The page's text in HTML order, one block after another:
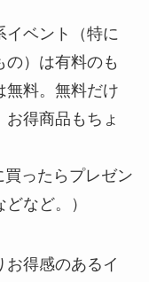
イベント（特に
の）は有料のも
無料。無料だけ
得商品もちょ
買ったらプレゼン
など。）
得感のあるイ